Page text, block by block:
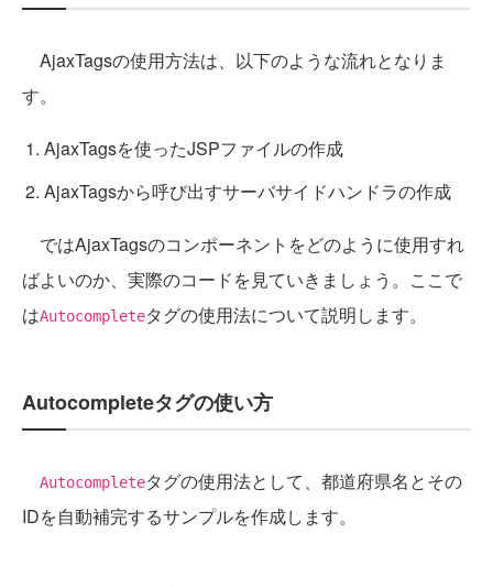
AjaxTagsの使用方法は、以下のような流れとなりま
す。
AjaxTagsを使ったJSPファイルの作成
AjaxTagsから呼び出すサーバサイドハンドラの作成
ではAjaxTagsのコンポーネントをどのように使用すれ
ばよいのか、実際のコードを見ていきましょう。ここで
はAutocompleteタグの使用法について説明します。
Autocompleteタグの使い方
Autocompleteタグの使用法として、都道府県名とその
IDを自動補完するサンプルを作成します。